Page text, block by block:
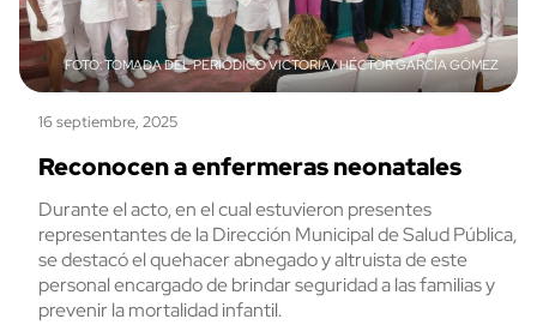
TOMADA DEL PERIÓDICO VICTORIA/ HÉCTOR GARCÍA GÓMEZ
16 septiembre, 2025
Reconocen a enfermeras neonatales
Durante el acto, en el cual estuvieron presentes
representantes de la Dirección Municipal de Salud Pública,
se destacó el quehacer abnegado y altruista de este
personal encargado de brindar seguridad a las familias y
prevenir la mortalidad infantil.